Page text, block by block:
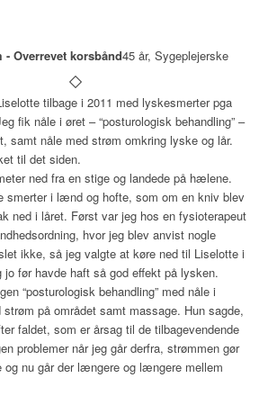
- Overrevet korsbånd45 år, Sygeplejerske
tilbage i 2011 med lyskesmerter pga
fik nåle i øret – “posturologisk behandling” –
samt nåle med strøm omkring lyske og lår.
til det siden.
ned fra en stige og landede på hælene.
smerter i lænd og hofte, som om en kniv blev
ned i låret. Først var jeg hos en fysioterapeut
hvor jeg blev anvist nogle
ikke, så jeg valgte at køre ned til Liselotte i
jo før havde haft så god effekt på lysken.
“posturologisk behandling” med nåle i
strøm på området samt massage. Hun sagde,
faldet, som er årsag til de tilbagevendende
problemer når jeg går derfra, strømmen gør
og nu går der længere og længere mellem